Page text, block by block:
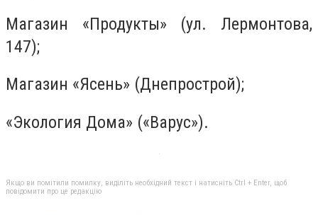
Магазин «Продукты» (ул. Лермонтова,
147);
Магазин «Ясень» (Днепрострой);
«Экология Дома» («Варус»).
Якщо ви помітили помилку, виділіть необхідний текст і натисніть Ctrl + Enter, щоб
повідомити про це редакцію